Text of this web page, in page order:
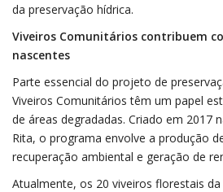
da preservação hídrica.
Viveiros Comunitários contribuem
nascentes
Parte essencial do projeto de
Viveiros Comunitários têm um papel
de áreas degradadas. Criado em 2017
Rita, o programa envolve a produção
recuperação ambiental e geração de
Atualmente, os 20 viveiros florestais